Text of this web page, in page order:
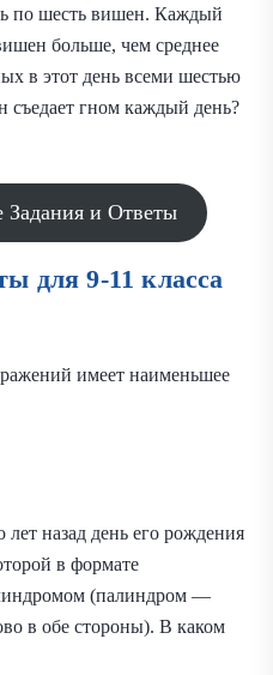
по шесть вишен. Каждый
больше, чем среднее
в этот день всеми шестью
съедает гном каждый день?
и Ответы
для 9-11 класса
имеет наименьшее
лет назад день его рождения
в формате
(палиндром —
в обе стороны). В каком